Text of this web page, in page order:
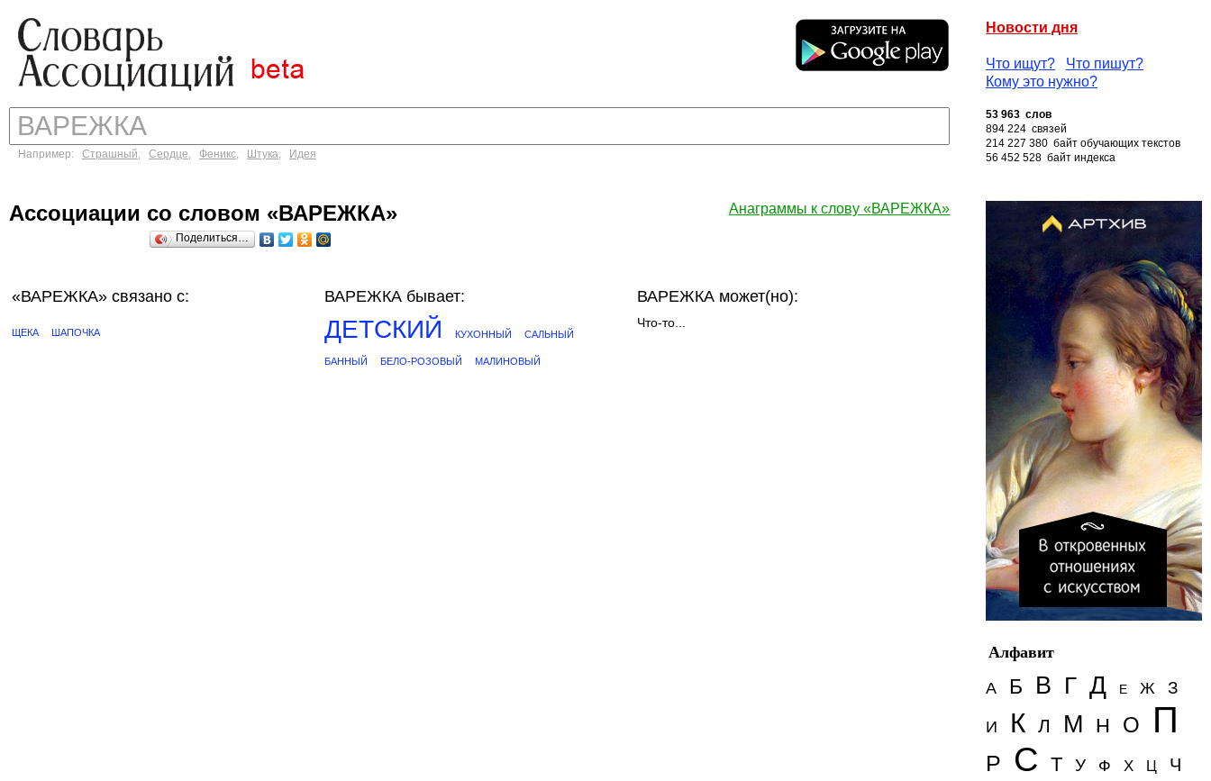
Новости дня
Что ищут?
Что пишут?
Кому это нужно?
Например: Страшный, Сердце, Феникс, Штука, Идея
53 963 слов
894 224 связей
214 227 380 байт обучающих текстов
56 452 528 байт индекса
Анаграммы к слову «ВАРЕЖКА»
Ассоциации со словом «ВАРЕЖКА»
Поделиться…
«ВАРЕЖКА» связано с:
ЩЕКА ШАПОЧКА
ВАРЕЖКА бывает:
ДЕТСКИЙ КУХОННЫЙ САЛЬНЫЙ
БАННЫЙ БЕЛО-РОЗОВЫЙ МАЛИНОВЫЙ
ВАРЕЖКА может(но):
Что-то...
Алфавит
А
Б В Г Д Е Ж З
И К Л М Н О П
Р С Т У Ф Х Ц Ч